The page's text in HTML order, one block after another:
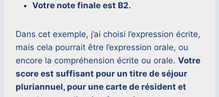
Votre note finale est B2.
Dans cet exemple, j’ai choisi l’expression écrite,
mais cela pourrait être l’expression orale, ou
encore la compréhension écrite ou orale. Votre
score est suffisant pour un titre de séjour
pluriannuel, pour une carte de résident et